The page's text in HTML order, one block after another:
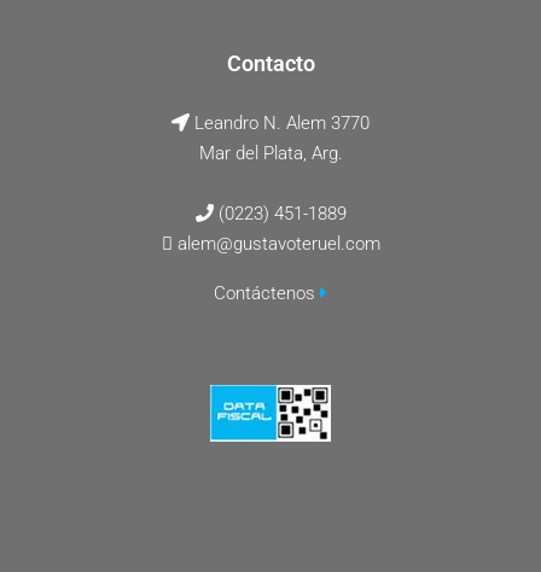
Contacto
Leandro N. Alem 3770
Mar del Plata, Arg.
(0223) 451-1889
alem@gustavoteruel.com
Contáctenos